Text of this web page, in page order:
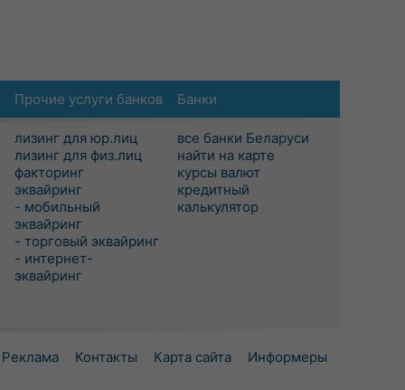
Прочие услуги банков
лизинг для юр.лиц
лизинг для физ.лиц
факторинг
эквайринг
- мобильный
эквайринг
- торговый эквайринг
- интернет-
эквайринг
Банки
все банки Беларуси
найти на карте
курсы валют
кредитный
калькулятор
Реклама Контакты Карта сайта Информеры